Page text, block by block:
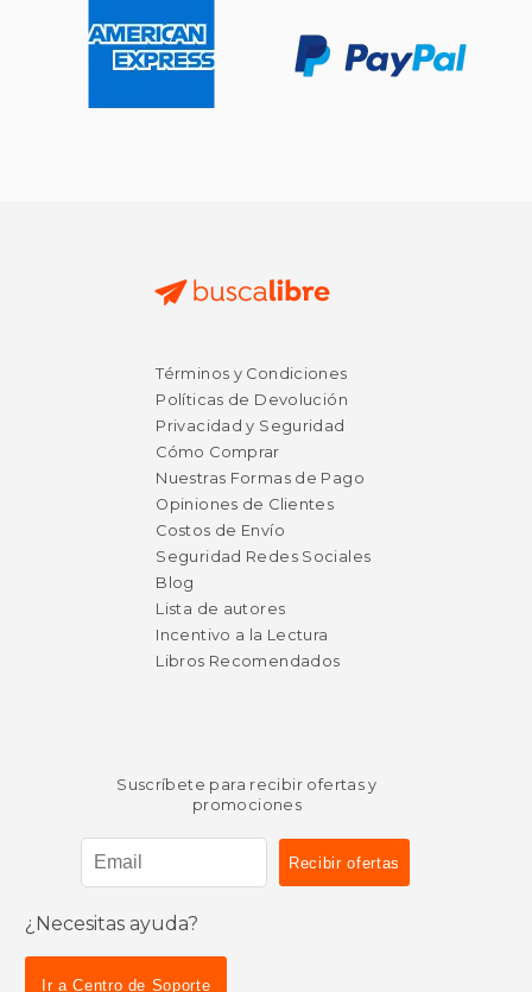
Términos y Condiciones
Políticas de Devolución
Privacidad y Seguridad
Cómo Comprar
Nuestras Formas de Pago
Opiniones de Clientes
Costos de Envío
Seguridad Redes Sociales
Blog
Lista de autores
Incentivo a la Lectura
Libros Recomendados
Suscríbete para recibir ofertas y
promociones
¿Necesitas ayuda?
Ir a Centro de Soporte